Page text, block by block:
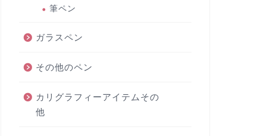
筆ペン
ガラスペン
その他のペン
カリグラフィーアイテムその
他